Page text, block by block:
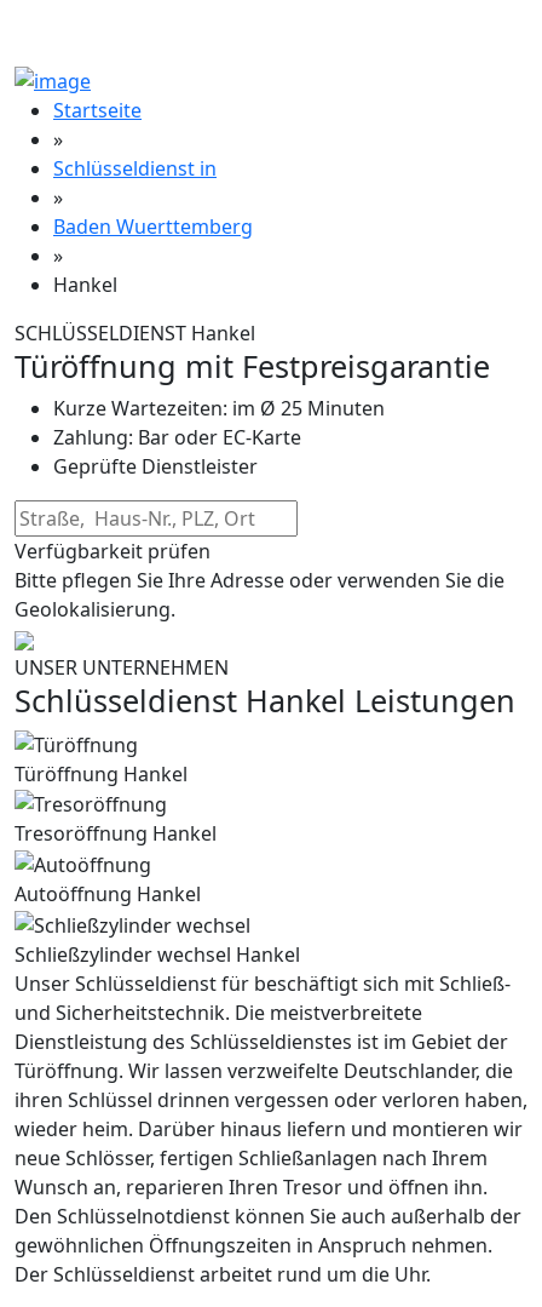
Startseite
»
Schlüsseldienst in
»
Baden Wuerttemberg
»
Hankel
SCHLÜSSELDIENST Hankel
Türöffnung mit Festpreisgarantie
Kurze Wartezeiten: im Ø 25 Minuten
Zahlung: Bar oder EC-Karte
Geprüfte Dienstleister
Verfügbarkeit prüfen
Bitte pflegen Sie Ihre Adresse oder verwenden Sie die
Geolokalisierung.
UNSER UNTERNEHMEN
Schlüsseldienst Hankel Leistungen
Türöffnung Hankel
Tresoröffnung Hankel
Autoöffnung Hankel
Schließzylinder wechsel Hankel
Unser Schlüsseldienst für beschäftigt sich mit Schließ-
und Sicherheitstechnik. Die meistverbreitete
Dienstleistung des Schlüsseldienstes ist im Gebiet der
Türöffnung. Wir lassen verzweifelte Deutschlander, die
ihren Schlüssel drinnen vergessen oder verloren haben,
wieder heim. Darüber hinaus liefern und montieren wir
neue Schlösser, fertigen Schließanlagen nach Ihrem
Wunsch an, reparieren Ihren Tresor und öffnen ihn.
Den Schlüsselnotdienst können Sie auch außerhalb der
gewöhnlichen Öffnungszeiten in Anspruch nehmen.
Der Schlüsseldienst arbeitet rund um die Uhr.